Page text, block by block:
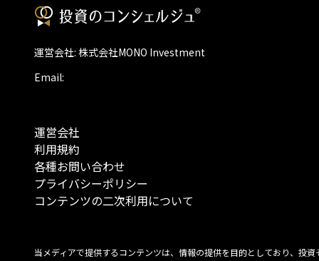
運営会社: 株式会社MONO Investment
Email:
運営会社
利用規約
各種お問い合わせ
プライバシーポリシー
コンテンツの二次利用について
当メディアで提供するコンテンツは、情報の提供を目的としており、投資